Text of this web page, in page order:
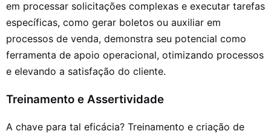
em processar solicitações complexas e executar tarefas
específicas, como gerar boletos ou auxiliar em
processos de venda, demonstra seu potencial como
ferramenta de apoio operacional, otimizando processos
e elevando a satisfação do cliente.
Treinamento e Assertividade
A chave para tal eficácia? Treinamento e criação de